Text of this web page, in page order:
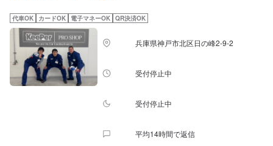
代車OK カードOK 電子マネーOK QR決済OK
兵庫県神戸市北区日の峰2-9-2
受付停止中
受付停止中
平均14時間で返信